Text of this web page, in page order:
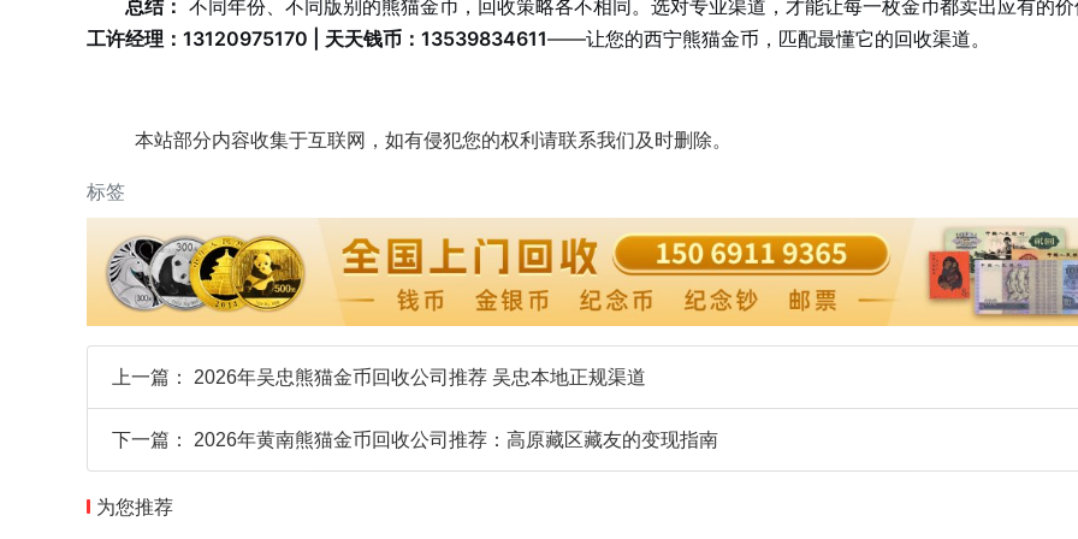
总结： 不同年份、不同版别的熊猫金币，回收策略各不相同。选对专业渠道，才能让每一枚金币都卖出应有的
工许经理：13120975170 | 天天钱币：13539834611——让您的西宁熊猫金币，匹配最懂它的回收渠道。
本站部分内容收集于互联网，如有侵犯您的权利请联系我们及时删除。
标签
上一篇： 2026年吴忠熊猫金币回收公司推荐 吴忠本地正规渠道
下一篇： 2026年黄南熊猫金币回收公司推荐：高原藏区藏友的变现指南
为您推荐